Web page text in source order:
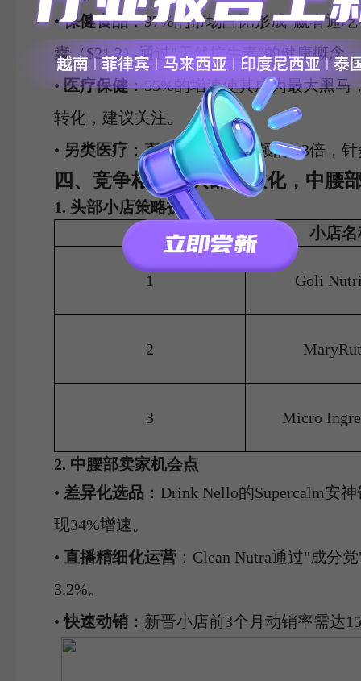
•保健食品：97%的市场占比形成"赢者通
囊（$21.2）通过"天然抗生素"的健康概念
•医疗保健：55%的增速使其成为最大黑
转化，建议关注。
• 另类医疗 ：直播转化率是视频的2.3倍，
四、竞争格局：头部分散化，中腰
1. 头部小店策略拆解
小店名
1 Goli
2
3 Micro
2. 中腰部卖家机会点
• 差异化选品 ：Drink Nello的Supercalm安
现34%增速。
• 直播精细化运营 ：Clean Nutra通过"成分
3.2%。
•快速动销 ：新晋小店前3个月动销率需达